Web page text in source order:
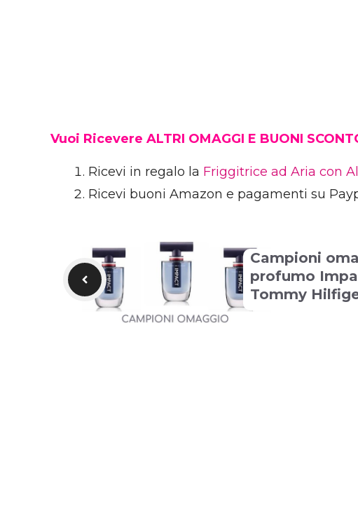
Vuoi Ricevere ALTRI OMAGGI E BUONI
Ricevi in regalo la Friggitrice ad Aria con
Ricevi buoni Amazon e pagamenti su
Campioni
profumo
Tommy